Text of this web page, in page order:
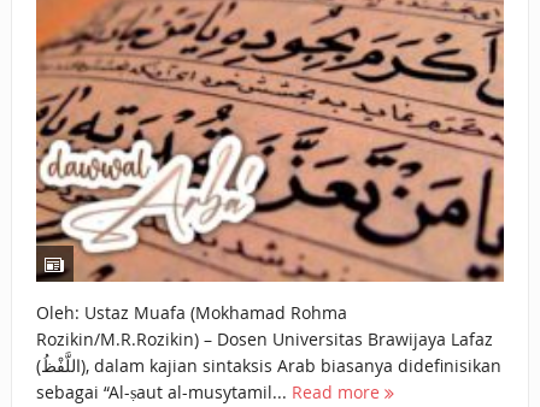
Oleh: Ustaz Muafa (Mokhamad Rohma
Rozikin/M.R.Rozikin) – Dosen Universitas Brawijaya Lafaz
(اللَّفْظُ), dalam kajian sintaksis Arab biasanya didefinisikan
sebagai “Al-ṣaut al-musytamil... Read more